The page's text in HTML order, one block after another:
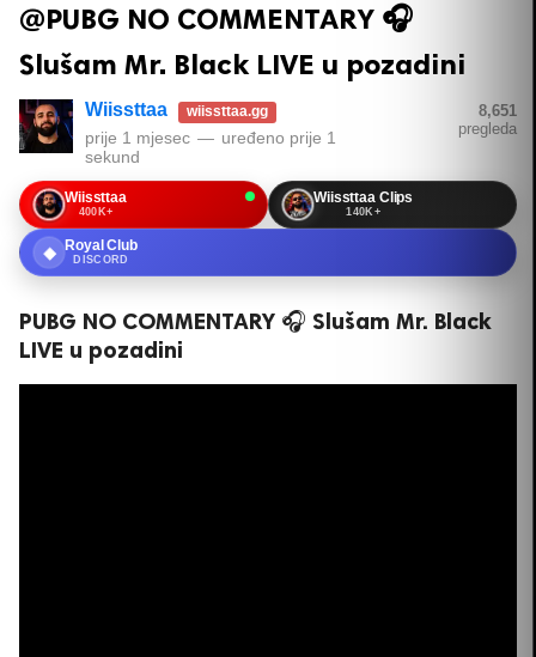
@PUBG NO COMMENTARY 🎧
Slušam Mr. Black LIVE u pozadini
Wiissttaa wiissttaa.gg
prije 1 mjesec — uređeno prije 1
sekund
8,651
pregleda
Wiissttaa
400K+
Wiissttaa Clips
140K+
◆ Royal Club
DISCORD
PUBG⁩ NO COMMENTARY 🎧 Slušam Mr. Black
LIVE u pozadini